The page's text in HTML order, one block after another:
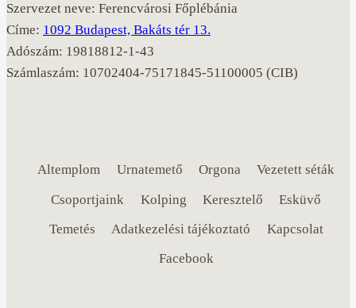
Szervezet neve: Ferencvárosi Főplébánia
Címe: 1092 Budapest, Bakáts tér 13.
Adószám: 19818812-1-43
Számlaszám: 10702404-75171845-51100005 (CIB)
Altemplom Urnatemető Orgona
Vezetett séták
Csoportjaink
Kolping Keresztelő
Esküvő
Temetés
Adatkezelési tájékoztató
Kapcsolat
Facebook